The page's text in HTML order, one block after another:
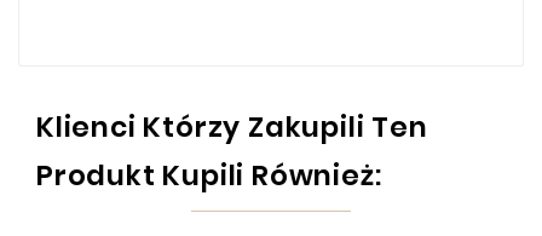
Klienci Którzy Zakupili Ten
Produkt Kupili Również: